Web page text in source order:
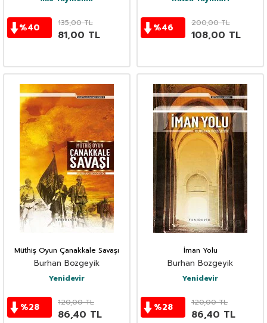
%40 135,00TL
81,00 TL
%46 200,00TL
108,00 TL
Müthiş Oyun Çanakkale Savaşı
Burhan Bozgeyik
Yenidevir
%28 120,00TL
86,40 TL
İman Yolu
Burhan Bozgeyik
Yenidevir
%28 120,00TL
86,40 TL